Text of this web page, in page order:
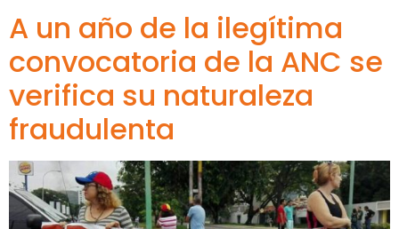
A un año de la ilegítima
convocatoria de la ANC se
verifica su naturaleza
fraudulenta